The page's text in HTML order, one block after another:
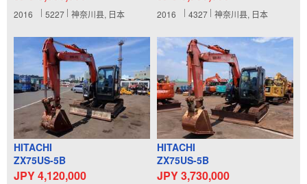
2016 5227 神奈川县, 日本 2016 4327 神奈川县, 日本
HITACHI
ZX75US-5B
JPY 4,120,000
HITACHI
ZX75US-5B
JPY 3,730,000